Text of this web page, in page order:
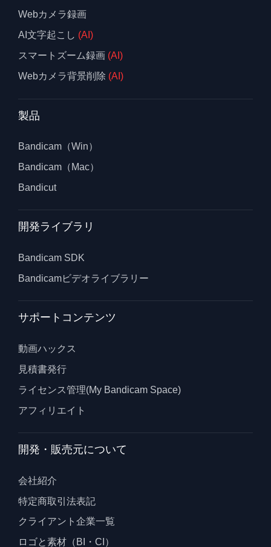
Webカメラ録画
AI文字起こし (AI)
スマートズーム録画 (AI)
Webカメラ背景削除 (AI)
製品
Bandicam（Win）
Bandicam（Mac）
Bandicut
開発ライブラリ
Bandicam SDK
Bandicamビデオライブラリー
サポートコンテンツ
動画ハックス
見積書発行
ライセンス管理(My Bandicam Space)
アフィリエイト
開発・販売元について
会社紹介
特定商取引法表記
クライアント企業一覧
ロゴと素材（BI・CI）